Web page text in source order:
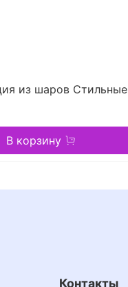
из шаров Стильные
В корзину
Контакты